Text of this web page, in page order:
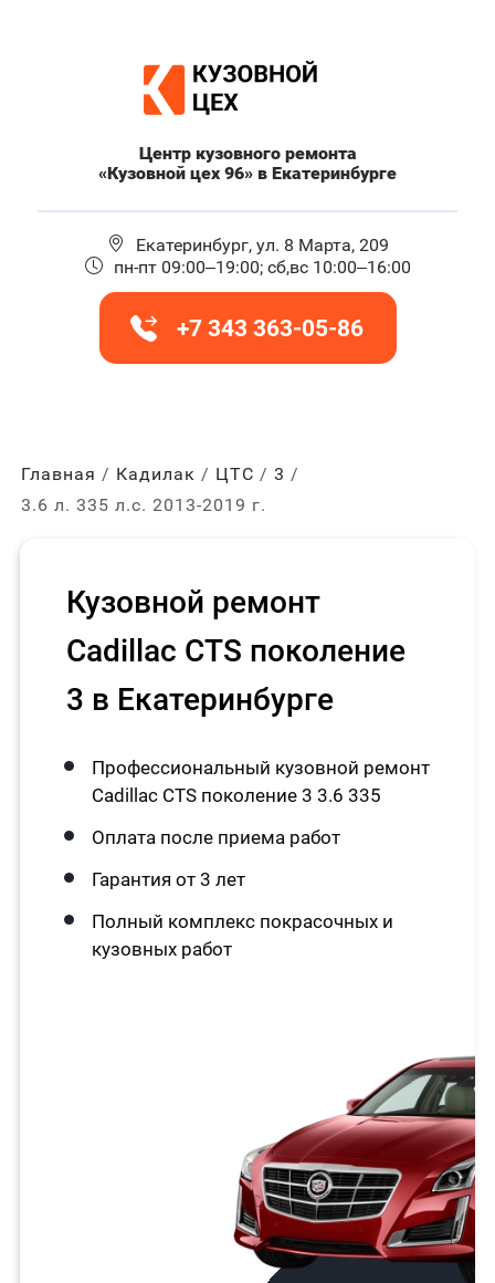
Центр кузовного ремонта
«Кузовной цех 96» в Екатеринбурге
Екатеринбург, ул. 8 Марта, 209
пн-пт 09:00–19:00; сб,вс 10:00–16:00
+7 343 363-05-86
Главная Кадилак ЦТС
3
3.6 л. 335 л.с. 2013-2019 г.
Кузовной ремонт
Cadillac CTS поколение
3 в Екатеринбурге
Профессиональный кузовной ремонт
Cadillac CTS поколение 3 3.6 335
Оплата после приема работ
Гарантия от 3 лет
Полный комплекс покрасочных и
кузовных работ